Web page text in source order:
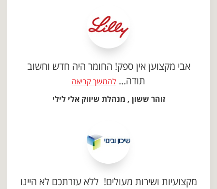
אבי מקצוען אין ספק! החומר היה חדש וחשוב
תודה... להמשך קריאה
זוהר ששון , מנהלת שיווק אלי לילי
מקצועיות ושירות מעולים! ללא עזרתכם לא היינו